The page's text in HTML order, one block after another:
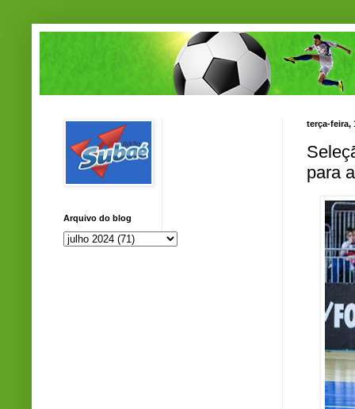
terça-feira,
para
Arquivo do blog